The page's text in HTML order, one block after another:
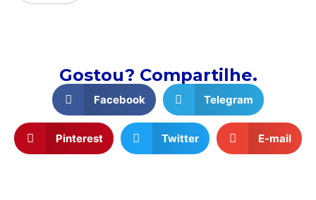
Gostou? Compartilhe.
Facebook Telegram
Pinterest Twitter E-mail